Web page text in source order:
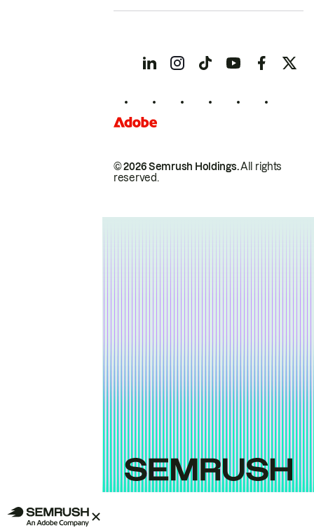
© 2026 Semrush Holdings.All rights
reserved.